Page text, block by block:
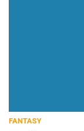
FANTASY